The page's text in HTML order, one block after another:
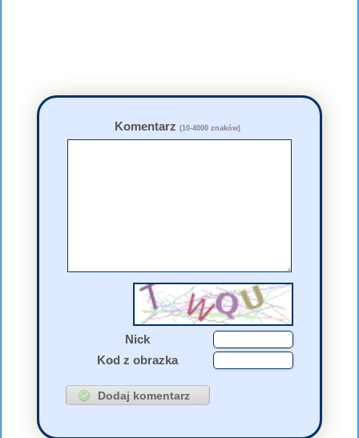
Komentarz (10-4000 znaków)
Nick
Kod z obrazka